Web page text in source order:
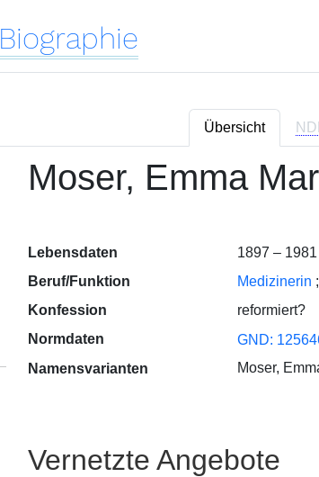
Biographie
Übersicht
Moser, Emma
Lebensdaten
1897 – 1981
Beruf/Funktion
Medizinerin ;
Konfession
reformiert?
Normdaten
GND:
Namensvarianten
Moser,
Vernetzte Angebote